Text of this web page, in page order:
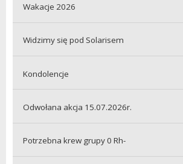
Wakacje 2026
Widzimy się pod Solarisem
Kondolencje
Odwołana akcja 15.07.2026r.
Potrzebna krew grupy 0 Rh-